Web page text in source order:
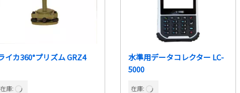
イカ360°プリズム GRZ4
在庫:
水準用データコレクター LC-
5000
在庫: